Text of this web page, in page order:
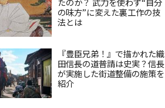
の味方”に変えた裏工作の技
法とは
『豊臣兄弟！』で描かれた織
田信長の道普請は史実？信長
が実施した街道整備の施策を
紹介